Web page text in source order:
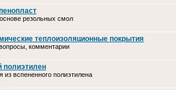
резольных смол
теплоизоляционные покрытия
комментарии
полиэтилен
из вспененного полиэтилена